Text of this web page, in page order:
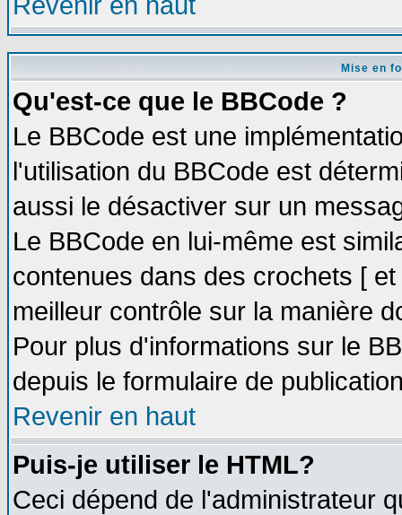
Mise en
Qu'est-ce que le BBCode ?
Le BBCode est une
l'utilisation du BBCode est
aussi le désactiver sur un
Le BBCode en lui-même est
contenues dans des crochets [
meilleur contrôle sur la manière
Pour plus d'informations sur le
depuis le formulaire de
Revenir en haut
Puis-je utiliser le HTML?
Ceci dépend de l'administrateur